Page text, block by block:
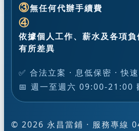
③無任何代辦手續費
④
依據個人工作、薪水及各項
有所差異
✅ 合法立案 · 息低保密 · 快
📅 週一至週六 09:00-21:00
© 2026 永昌當鋪 · 服務專線